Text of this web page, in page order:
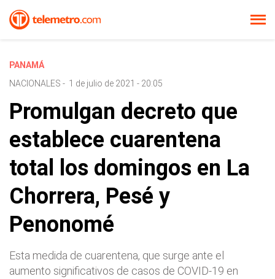
PANAMÁ
NACIONALES - 1 de julio de 2021 - 20:05
Promulgan decreto que
establece cuarentena
total los domingos en La
Chorrera, Pesé y
Penonomé
Esta medida de cuarentena, que surge ante el
aumento significativos de casos de COVID-19 en